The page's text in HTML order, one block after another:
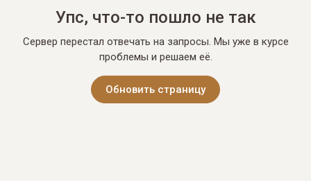
Упс, что-то пошло не так
Сервер перестал отвечать на запросы. Мы уже в курсе
проблемы и решаем её.
Обновить страницу